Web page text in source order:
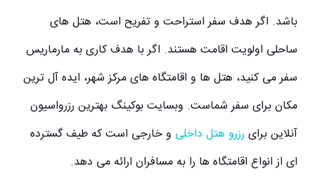
باشد. اگر هدف سفر استراحت و تفریح است، هتل های
ساحلی اولویت اقامت هستند. اگر با هدف کاری به مارماریس
سفر می کنید، هتل ها و اقامتگاه های مرکز شهر، ایده آل ترین
مکان برای سفر شماست. وبسایت بوکینگ بهترین رزرواسیون
آنلاین برای رزرو هتل داخلی و خارجی است که طیف گسترده
ای از انواع اقامتگاه ها را به مسافران ارائه می دهد.